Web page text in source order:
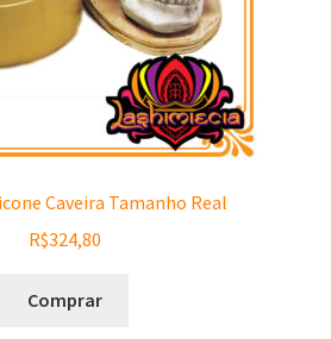
Caveira Tamanho Real
R$324,80
Comprar